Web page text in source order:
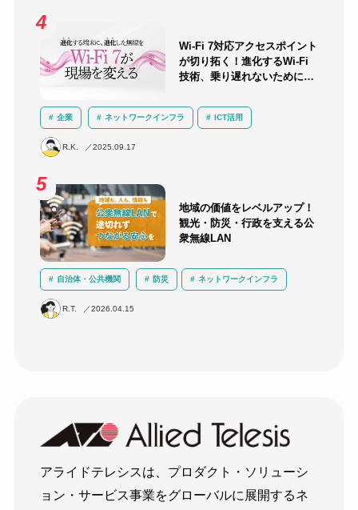
Wi-Fi 7対応アクセスポイント
が切り拓く！進化するWi-Fi
技術、乗り遅れないために知
企業 ネットワークインフラ ICT活用
運用負荷軽減 技術解説
R.K. 2025.09.17
地域の価値をレベルアップ！
観光・防災・行政を支える公
衆無線LAN
自治体・公共機関 防災 ネットワークインフラ
セキュリティ
R.T. 2026.04.15
アライドテレシスは、プロダクト・ソリューシ
ョン・サービス事業をグローバルに展開するネ